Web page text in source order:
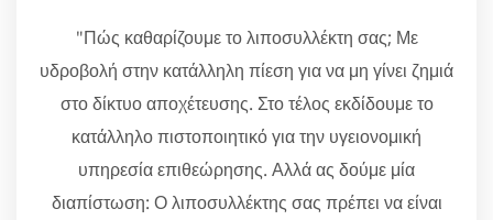
"Πώς καθαρίζουμε το λιποσυλλέκτη σας; Με
υδροβολή στην κατάλληλη πίεση για να μη γίνει ζημιά
στο δίκτυο αποχέτευσης. Στο τέλος εκδίδουμε το
κατάλληλο πιστοποιητικό για την υγειονομική
υπηρεσία επιθεώρησης. Αλλά ας δούμε μία
διαπίστωση: Ο λιποσυλλέκτης σας πρέπει να είναι